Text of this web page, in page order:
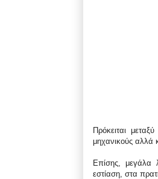
Πρόκειται
μηχανικούς αλλά
Επίσης, μεγάλα
εστίαση, στα